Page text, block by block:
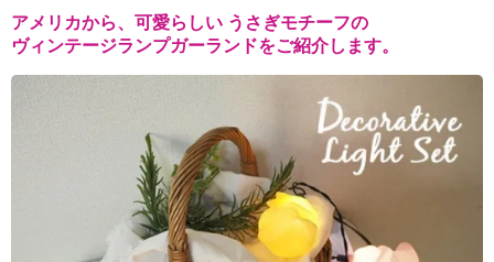
アメリカから、可愛らしい うさぎモチーフの
ヴィンテージランプガーランドをご紹介します。